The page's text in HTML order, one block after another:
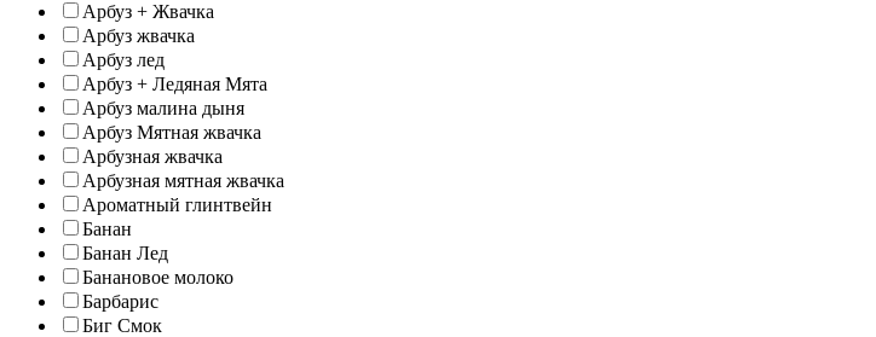
Арбуз + Жвачка
Арбуз жвачка
Арбуз лед
Арбуз + Ледяная Мята
Арбуз малина дыня
Арбуз Мятная жвачка
Арбузная жвачка
Арбузная мятная жвачка
Ароматный глинтвейн
Банан
Банан Лед
Банановое молоко
Барбарис
Биг Смок